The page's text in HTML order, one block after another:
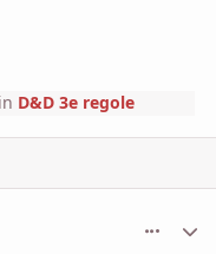
in D&D 3e regole